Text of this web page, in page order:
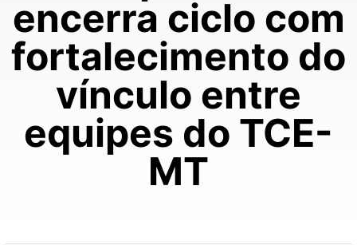
encerra ciclo com
fortalecimento do
vínculo entre
equipes do TCE-
MT